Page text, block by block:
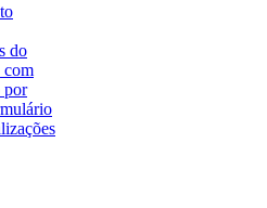
do
com
por